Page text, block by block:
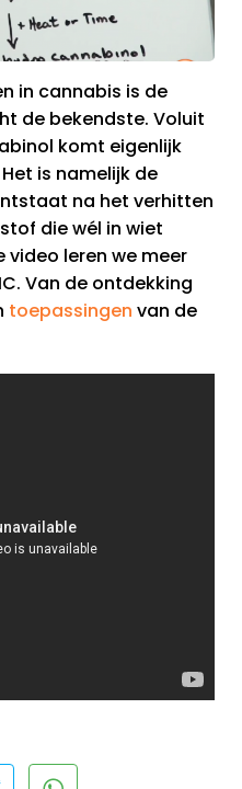
in cannabis is de
de bekendste. Voluit
komt eigenlijk
is namelijk de
na het verhitten
die wél in wiet
video leren we meer
Van de ontdekking
toepassingen van de